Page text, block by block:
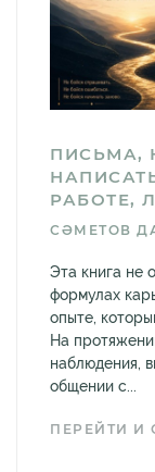
ПИСЬМА,
РАБОТЕ,
СӘМЕТОВ
Эта книга не
формулах
опыте,
На
наблюдения,
общении с...
ПЕРЕЙТИ И